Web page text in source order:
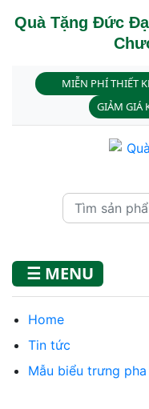
Quà Tặng Đức
MIỄN PHÍ THIẾT
GIẢM GIÁ
☰ MENU
Home
Tin tức
Mẫu biểu trưng